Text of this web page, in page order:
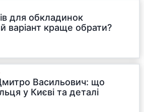
для обкладинок
варіант краще обрати?
Васильович: що
у Києві та деталі